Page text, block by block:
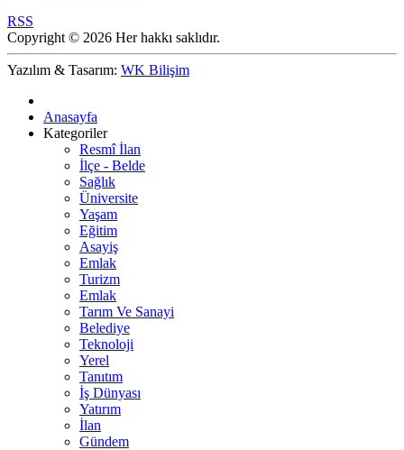
RSS
Copyright © 2026 Her hakkı saklıdır.
Yazılım & Tasarım: WK Bilişim
Anasayfa
Kategoriler
Resmî İlan
İlçe - Belde
Sağlık
Üniversite
Yaşam
Eğitim
Asayiş
Emlak
Turizm
Emlak
Tarım Ve Sanayi
Belediye
Teknoloji
Yerel
Tanıtım
İş Dünyası
Yatırım
İlan
Gündem